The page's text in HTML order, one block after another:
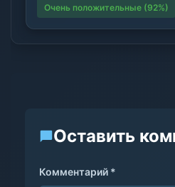
Очень положительные (92%)
Оставить
Комментарий *